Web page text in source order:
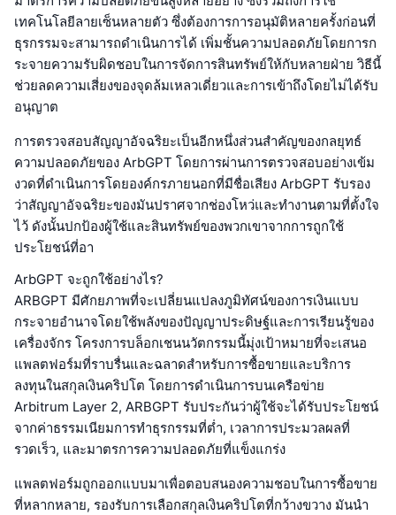
เทคโนโลยีลายเซ็นหลายตัว ซึ่งต้องการการอนุมัติหลายครั้งก่อนที่
ธุรกรรมจะสามารถดำเนินการได้ เพิ่มชั้นความปลอดภัยโดยการก
ระจายความรับผิดชอบในการจัดการสินทรัพย์ให้กับหลายฝ่าย วิธีนี้
ช่วยลดความเสี่ยงของจุดล้มเหลวเดี่ยวและการเข้าถึงโดยไม่ได้รับ
อนุญาต
การตรวจสอบสัญญาอัจฉริยะเป็นอีกหนึ่งส่วนสำคัญของกลยุทธ์
ความปลอดภัยของ ArbGPT โดยการผ่านการตรวจสอบอย่างเข้ม
งวดที่ดำเนินการโดยองค์กรภายนอกที่มีชื่อเสียง ArbGPT รับรอง
ว่าสัญญาอัจฉริยะของมันปราศจากช่องโหว่และทำงานตามที่ตั้งใจ
ไว้ ดังนั้นปกป้องผู้ใช้และสินทรัพย์ของพวกเขาจากการถูกใช้
ประโยชน์ที่อา
ArbGPT จะถูกใช้อย่างไร?
ARBGPT มีศักยภาพที่จะเปลี่ยนแปลงภูมิทัศน์ของการเงินแบบ
กระจายอำนาจโดยใช้พลังของปัญญาประดิษฐ์และการเรียนรู้ของ
เครื่องจักร โครงการบล็อกเชนนวัตกรรมนี้มุ่งเป้าหมายที่จะเสนอ
แพลตฟอร์มที่ราบรื่นและฉลาดสำหรับการซื้อขายและบริการ
ลงทุนในสกุลเงินคริปโต โดยการดำเนินการบนเครือข่าย
Arbitrum Layer 2, ARBGPT รับประกันว่าผู้ใช้จะได้รับประโยชน์
จากค่าธรรมเนียมการทำธุรกรรมที่ต่ำ, เวลาการประมวลผลที่
รวดเร็ว, และมาตรการความปลอดภัยที่แข็งแกร่ง
แพลตฟอร์มถูกออกแบบมาเพื่อตอบสนองความชอบในการซื้อขาย
ที่หลากหลาย, รองรับการเลือกสกุลเงินคริปโตที่กว้างขวาง มันนำ